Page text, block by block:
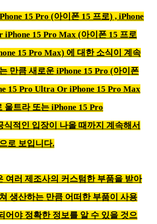
15 Pro (아이폰 15 프로) , iPhone
iPhone 15 Pro Max (아이폰 15 프로
15 Pro Max) 에 대한 소식이 계속
만큼 새로운 iPhone 15 Pro (아이폰
15 Pro Ultra Or iPhone 15 Pro Max
울트라 또는 iPhone 15 Pro
식적인 입장이 나올 때까지 계속해서
로 보입니다.
여러 제조사의 커스텀한 부품을 받아
생산하는 만큼 어떠한 부품이 사용
어야 정확한 정보를 알 수 있을 것으